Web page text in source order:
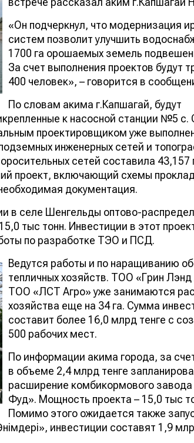
«Он подчеркнул, что модернизация
систем позволит улучшить
1700 га орошаемых земель
За счет выполнения проектов будут
400 человек», – говорится в
По словам акима г.Капшагай, будут
к насосной станции №5 с.
проектировщиком уже
инженерных сетей и
сетей составила 43,157
проект, включающий схемы
документация.
в селе Шенгельды оптово-
тыс тонн. Инвестиции в этот
по разработке ТЭО и ПСД.
Ведутся работы и по наращиванию
тепличных хозяйств. ТОО «Грин Лэнд
ТОО «ЛСТ Агро» уже занимаются
хозяйства еще на 34 га. Сумма
составит более 16,0 млрд тенге с
500 рабочих мест.
По информации акима города, за
в объеме 2,4 млрд тенге
расширение комбикормового
Фуд». Мощность проекта – 15,0 тыс
Помимо этого ожидается также
инвестиции составят 1,9